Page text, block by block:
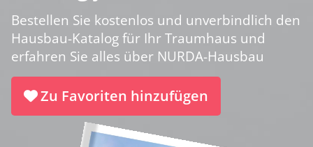
Bestellen Sie kostenlos und unverbindlich den
Hausbau-Katalog für Ihr Traumhaus und
erfahren Sie alles über NURDA-Hausbau
Zu Favoriten hinzufügen